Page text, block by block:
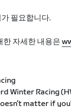
필요합니다.
한 자세한 내용은
Winter Racing
matter if